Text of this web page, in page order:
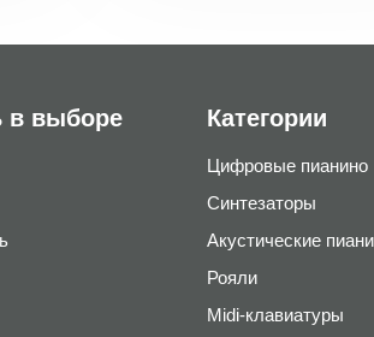
выборе Категории
Цифровые пианино
Синтезаторы
Акустические
Рояли
Midi-клавиатуры